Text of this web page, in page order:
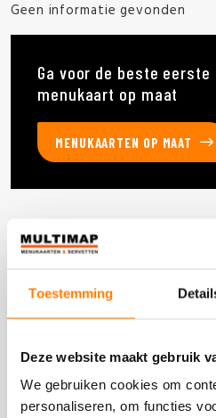
Toestemming
Deze website maakt gebruik
We gebruiken cookies om
personaliseren, om functies
Geen informatie gevonden
Ga voor de beste
menukaart op maat
MENUKAARTEN OP MAAT
Deze producten heb je